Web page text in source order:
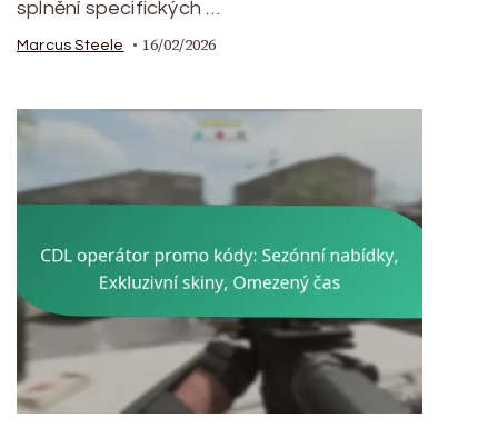
splnění specifických …
Marcus Steele 16/02/2026